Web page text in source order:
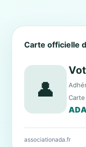
Carte officielle
👤
associationada.fr